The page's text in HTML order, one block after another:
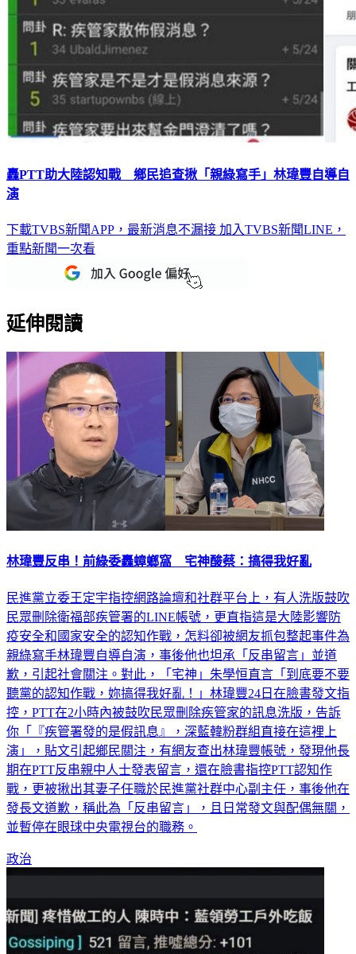
轟PTT助大陸認知戰 鄉民追查揪「親綠寫手」林瑋豐自導自
下載TVBS新聞APP，最新消息不漏接
重點新聞一次看
民進黨立委王定宇指控網路論壇和社群平台上，有人洗版鼓吹
民眾刪除衛福部疾管署的LINE帳號，更直指這是大陸影響防
疫安全和國家安全的認知作戰，怎料卻被網友抓包整起事件為
親綠寫手林瑋豐自導自演，事後他也坦承「反串留言」並道
歉，引起社會關注。對此，「宅神」朱學恒直言「到底要不要
聽黨的認知作戰，妳搞得我好亂！」林瑋豐24日在臉書發文指
控，PTT在2小時內被鼓吹民眾刪除疾管家的訊息洗版，告訴
你「『疾管署發的是假訊息』，深藍韓粉群組直接在這裡上
演」，貼文引起鄉民關注，有網友查出林瑋豐帳號，發現他長
期在PTT反串親中人士發表留言，還在臉書指控PTT認知作
戰，更被揪出其妻子任職於民進黨社群中心副主任，事後他在
發長文道歉，稱此為「反串留言」，且日常發文與配偶無關，
政治